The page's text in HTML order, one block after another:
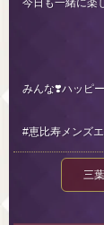
今日も一緒に楽
みんな❣️ハッピ
#恵比寿メンズ
三